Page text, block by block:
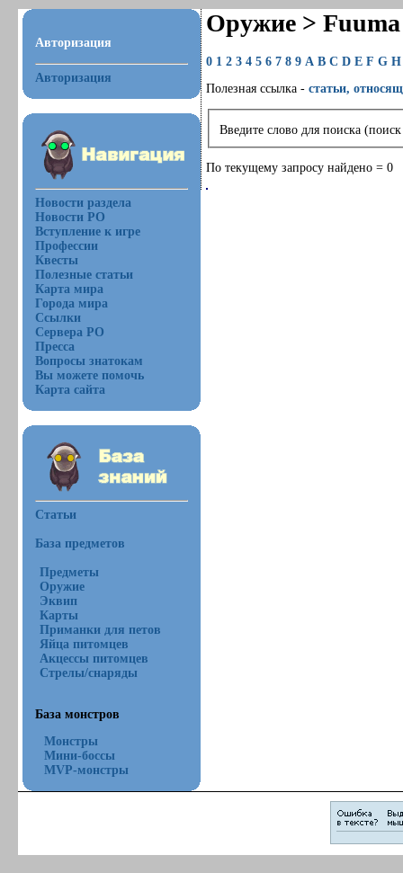
Авторизация
Авторизация
Новости раздела
Новости РО
Вступление к игре
Профессии
Квесты
Полезные статьи
Карта мира
Города мира
Ссылки
Сервера РО
Пресса
Вопросы знатокам
Вы можете помочь
Карта сайта
Статьи
База предметов
Предметы
Оружие
Эквип
Карты
Приманки для петов
Яйца питомцев
Акцессы питомцев
Стрелы/снаряды
База монстров
Монстры
Мини-боссы
MVP-монстры
Оружие >
0 1 2 3 4 5 6 7 8 9 A B C D E F G H
Полезная ссылка -статьи,
Введите слово для поиска
По текущему запросу найдено = 0